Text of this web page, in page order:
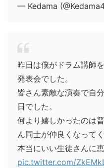
— Kedama
昨日は僕がドラム講師
発表会でした。
皆さん素敵な演奏で自
日でした。
何より嬉しかったのは
ん同士が仲良くなって
本当にいい生徒さんに
pic.twitter.com/